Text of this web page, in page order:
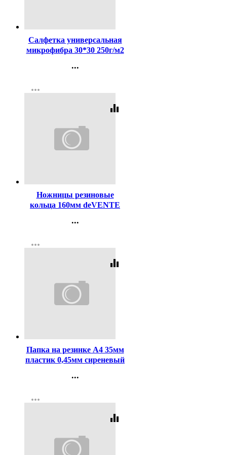
Салфетка универсальная
микрофибра 30*30 250г/м2
...
Регистрация
more_horiz
equalizer
Ножницы резиновые
кольца 160мм deVENTE
...
Регистрация
more_horiz
equalizer
Папка на резинке А4 35мм
пластик 0,45мм сиреневый
арт.3070803 (Ст.)
...
Регистрация
more_horiz
equalizer